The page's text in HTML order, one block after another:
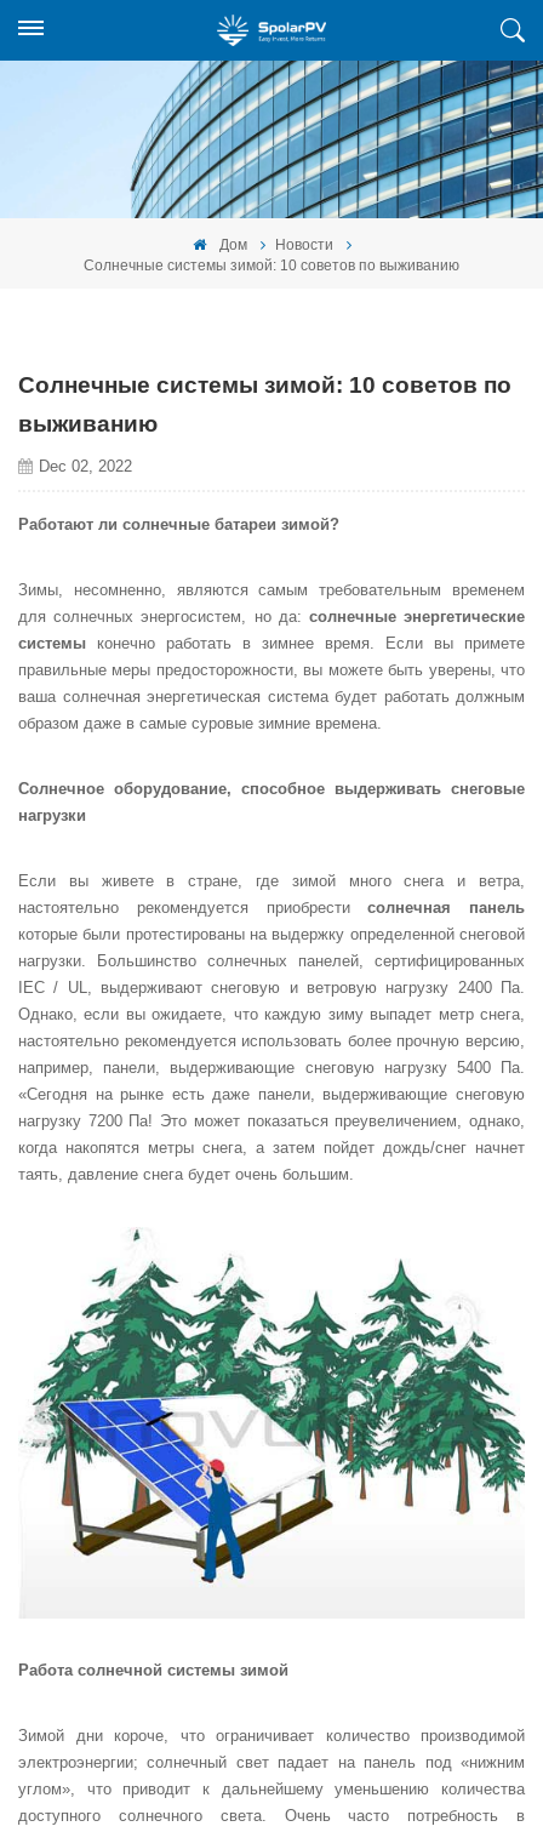
Дом
Новости
Солнечные системы зимой: 10 советов по выживанию
Солнечные системы зимой: 10 советов по
выживанию
Dec 02, 2022
Работают ли солнечные батареи зимой?
Зимы, несомненно, являются самым требовательным временем
для солнечных энергосистем, но да: солнечные энергетические
системы конечно работать в зимнее время. Если вы примете
правильные меры предосторожности, вы можете быть уверены, что
ваша солнечная энергетическая система будет работать должным
образом даже в самые суровые зимние времена.
Солнечное оборудование, способное выдерживать снеговые
нагрузки
Если вы живете в стране, где зимой много снега и ветра,
настоятельно рекомендуется приобрестисолнечная панель
которые были протестированы на выдержку определенной снеговой
нагрузки. Большинство солнечных панелей, сертифицированных
IEC / UL, выдерживают снеговую и ветровую нагрузку 2400 Па.
Однако, если вы ожидаете, что каждую зиму выпадет метр снега,
настоятельно рекомендуется использовать более прочную версию,
например, панели, выдерживающие снеговую нагрузку 5400 Па.
«Сегодня на рынке есть даже панели, выдерживающие снеговую
нагрузку 7200 Па! Это может показаться преувеличением, однако,
когда накопятся метры снега, а затем пойдет дождь/снег начнет
таять, давление снега будет очень большим.
Работа солнечной системы зимой
Зимой дни короче, что ограничивает количество производимой
электроэнергии; солнечный свет падает на панель под «нижним
углом», что приводит к дальнейшему уменьшению количества
доступного солнечного света. Очень часто потребность в